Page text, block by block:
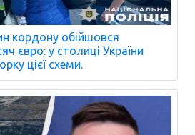
кордону обійшовся
євро: у столиці України
цієї схеми.